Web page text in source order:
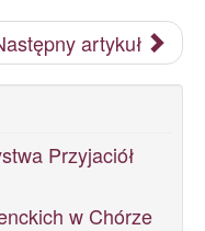
artykuł
Przyjaciół
w Chórze